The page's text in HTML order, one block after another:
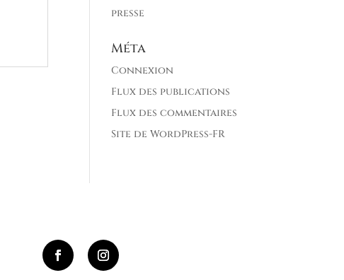
presse
Méta
Connexion
Flux des publications
Flux des commentaires
Site de WordPress-FR